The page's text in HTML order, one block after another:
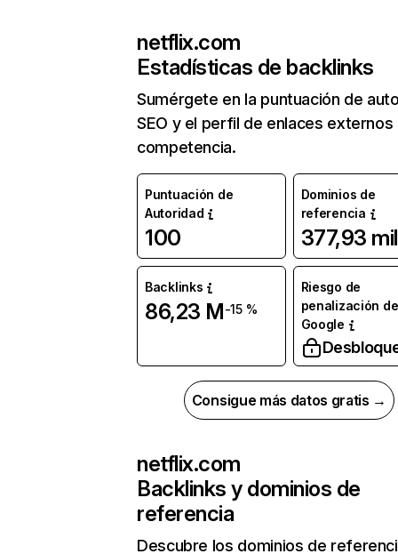
netflix.com
Estadísticas de backlinks
Sumérgete en la puntuación de
SEO y el perfil de enlaces externos
competencia.
Puntuación de
Autoridad
100
Dominios de
referencia
377,93 mil
Backlinks
86,23 M-15 %
Riesgo de
penalización de
Google
Consigue más datos gratis →
netflix.com
Backlinks y dominios de
referencia
Descubre los dominios de